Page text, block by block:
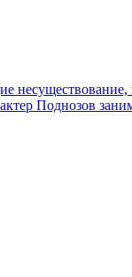
Поднозов